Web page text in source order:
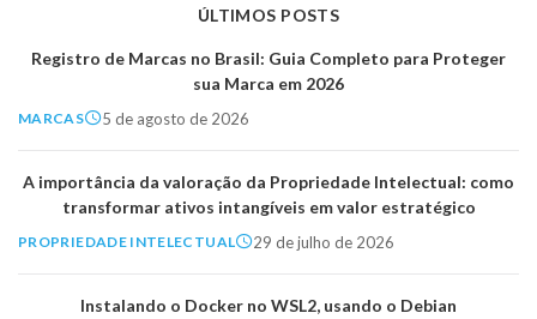
ÚLTIMOS POSTS
Registro de Marcas no Brasil: Guia Completo para Proteger
sua Marca em 2026
MARCAS 5 de agosto de 2026
A importância da valoração da Propriedade Intelectual: como
transformar ativos intangíveis em valor estratégico
PROPRIEDADE INTELECTUAL 29 de julho de 2026
Instalando o Docker no WSL2, usando o Debian